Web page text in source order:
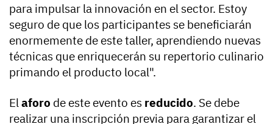
para impulsar la innovación en el sector. Estoy
seguro de que los participantes se beneficiarán
enormemente de este taller, aprendiendo nuevas
técnicas que enriquecerán su repertorio culinario
primando el producto local".
Elaforo de este evento es reducido. Se debe
realizar una inscripción previa para garantizar el